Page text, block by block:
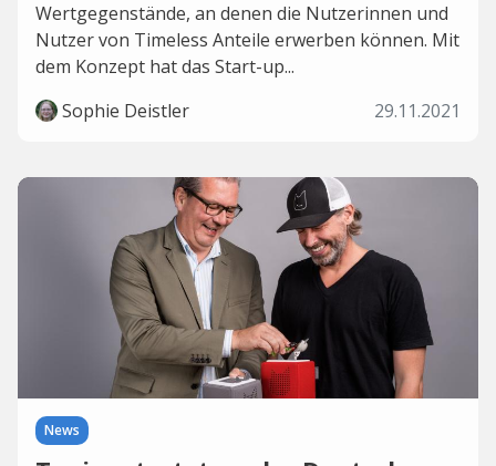
Wertgegenstände, an denen die Nutzerinnen und
Nutzer von Timeless Anteile erwerben können. Mit
dem Konzept hat das Start-up...
Sophie Deistler
29.11.2021
News